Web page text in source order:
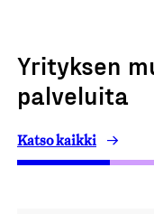
Yrityksen
palveluita
Katso kaikki